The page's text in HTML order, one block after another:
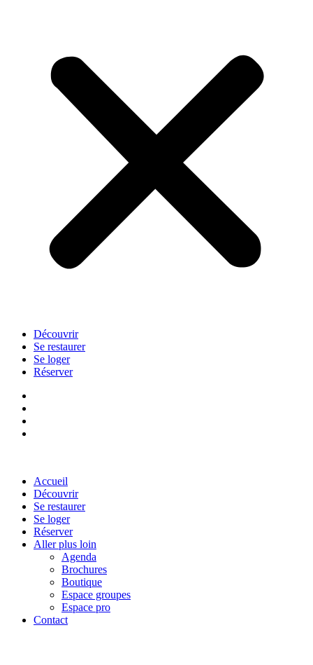
Découvrir
Se restaurer
Se loger
Réserver
Accueil
Découvrir
Se restaurer
Se loger
Réserver
Aller plus loin
Agenda
Brochures
Boutique
Espace groupes
Espace pro
Contact